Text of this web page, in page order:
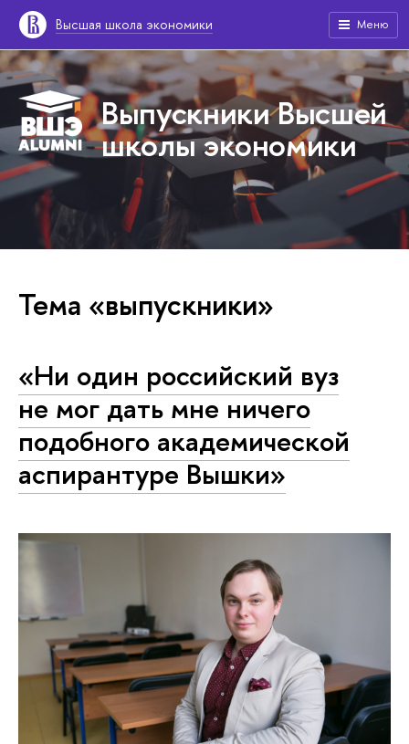
Высшая школа экономики Меню
Выпускники Высшей
школы экономики
Тема «выпускники»
«Ни один российский вуз
не мог дать мне ничего
подобного академической
аспирантуре Вышки»